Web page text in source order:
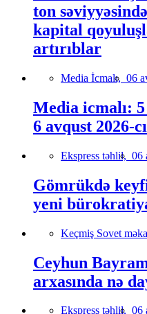
ton
kapital
artırıblar
Media İcmalı, 06
Media icmalı:
6 avqust 2026-
Ekspress təhlil, 06
Gömrükdə
yeni
Keçmiş Sovet
Ceyhun
arxasında nə
Ekspress təhlil, 06